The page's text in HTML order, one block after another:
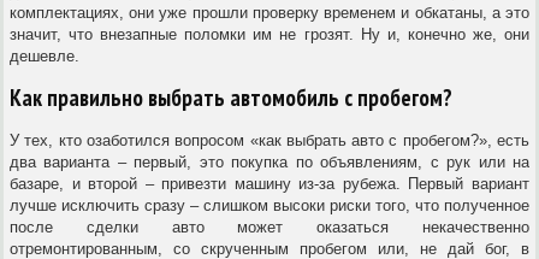
комплектациях, они уже прошли проверку временем и обкатаны, а это
значит, что внезапные поломки им не грозят. Ну и, конечно же, они
дешевле.
Как правильно выбрать автомобиль с пробегом?
У тех, кто озаботился вопросом «как выбрать авто с пробегом?», есть
два варианта – первый, это покупка по объявлениям, с рук или на
базаре, и второй – привезти машину из-за рубежа. Первый вариант
лучше исключить сразу – слишком высоки риски того, что полученное
после сделки авто может оказаться некачественно
отремонтированным, со скрученным пробегом или, не дай бог, в